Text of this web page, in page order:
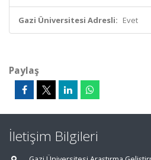
Gazi Üniversitesi Adresli: Evet
Paylaş
İletişim Bilgileri